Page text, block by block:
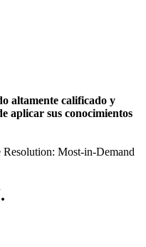
altamente calificado y
aplicar sus conocimientos
Most-in-Demand